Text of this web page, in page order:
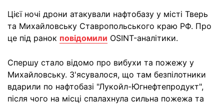
Цієї ночі дрони атакували нафтобазу у місті Тверь
та Михайловську Ставропольського краю РФ. Про
це під ранок повідомили OSINT-аналітики.
Спершу стало відомо про вибухи та пожежу у
Михайловську. З'ясувалося, що там безпілотники
вдарили по нафтобазі "Лукойл-Югнефтепродукт",
після чого на місці спалахнула сильна пожежа та